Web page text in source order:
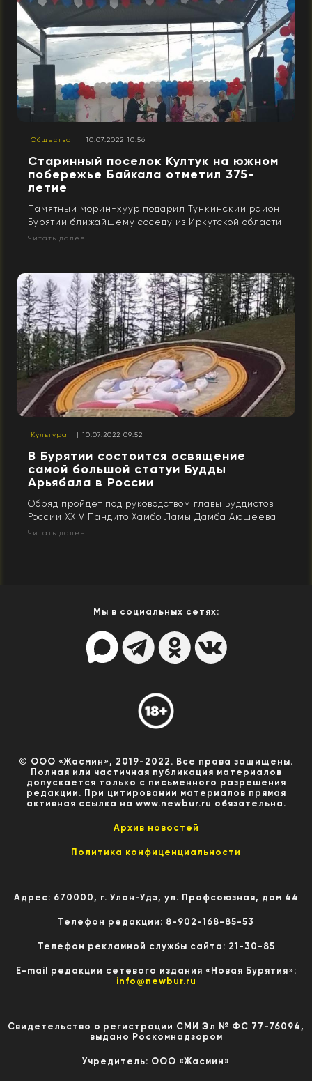
Общество | 10.07.2022 10:56
Старинный поселок Култук на южном
побережье Байкала отметил 375-
летие
Памятный морин-хуур подарил Тункинский район
Бурятии ближайшему соседу из Иркутской области
Читать далее...
Культура | 10.07.2022 09:52
В Бурятии состоится освящение
самой большой статуи Будды
Арьябала в России
Обряд пройдет под руководством главы Буддистов
России XXIV Пандито Хамбо Ламы Дамба Аюшеева
Читать далее...
Мы в социальных сетях:
© ООО «Жасмин», 2019-2022. Все права защищены.
Полная или частичная публикация материалов
допускается только с письменного разрешения
редакции. При цитировании материалов прямая
активная ссылка на www.newbur.ru обязательна.
Архив новостей
Политика конфиценциальности
Адрес: 670000, г. Улан-Удэ, ул. Профсоюзная, дом 44
Телефон редакции: 8-902-168-85-53
Телефон рекламной службы сайта: 21-30-85
E-mail редакции сетевого издания «Новая Бурятия»:
info@newbur.ru
Свидетельство о регистрации СМИ Эл № ФС 77-76094,
выдано Роскомнадзором
Учредитель: ООО «Жасмин»